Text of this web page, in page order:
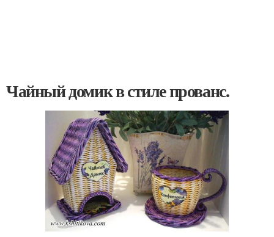
Чайный домик в стиле прованс.